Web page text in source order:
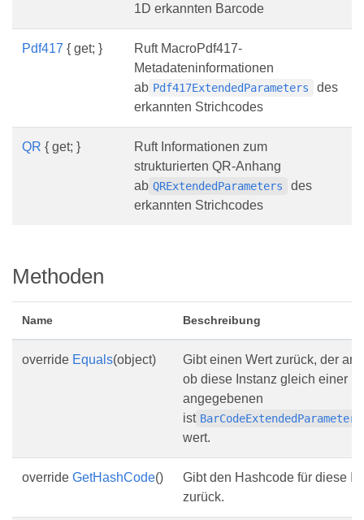
1D erkannten Barcode
Pdf417 { get; }
Ruft MacroPdf417-
Metadateninformationen
ab Pdf417ExtendedParameters
des
erkannten Strichcodes
QR { get; }
Ruft Informationen zum
strukturierten QR-Anhang
ab QRExtendedParameters
des
erkannten Strichcodes
Methoden
Name Beschreibung
override Equals(object)
Gibt einen Wert zurück, der
ob diese Instanz gleich einer
angegebenen
ist BarCodeExtendedParameters
wert.
override GetHashCode()
Gibt den Hashcode für diese
zurück.